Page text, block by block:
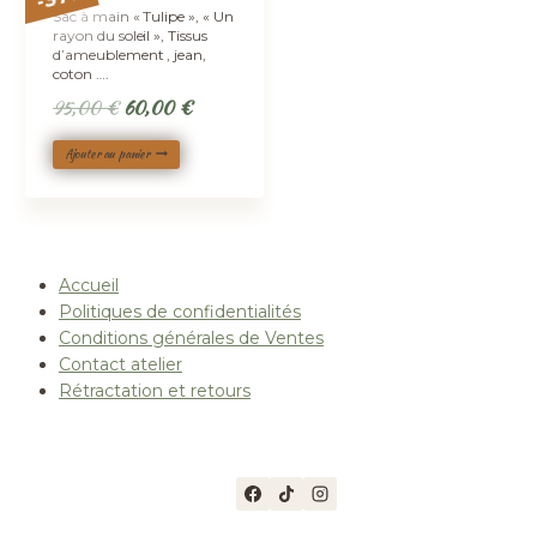
Sac à main « Tulipe », « Un
rayon du soleil », Tissus
d’ameublement , jean,
coton ….
95,00€ Le
prix
initial
60,00€Le
Ajouter au panier
Accueil
Politiques de confidentialités
Conditions générales de Ventes
Contact atelier
Rétractation et retours